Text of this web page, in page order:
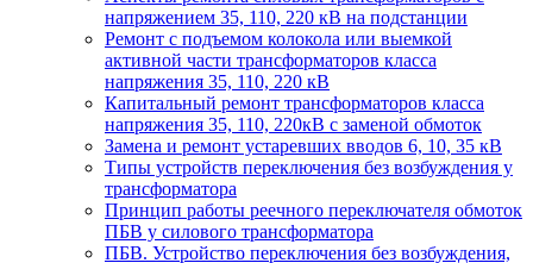
напряжением 35, 110, 220 кВ на подстанции
Ремонт с подъемом колокола или выемкой
активной части трансформаторов класса
напряжения 35, 110, 220 кВ
Капитальный ремонт трансформаторов класса
напряжения 35, 110, 220кВ с заменой обмоток
Замена и ремонт устаревших вводов 6, 10, 35 кВ
Типы устройств переключения без возбуждения у
трансформатора
Принцип работы реечного переключателя обмоток
ПБВ у силового трансформатора
ПБВ. Устройство переключения без возбуждения,